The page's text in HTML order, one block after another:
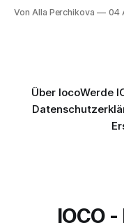
Genau so war der
Von Alla Perchikova 04
Über IocoWerde
IOCO